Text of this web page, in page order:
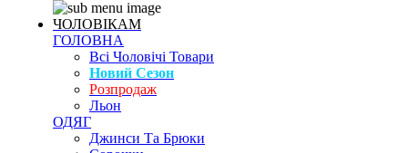
ЧОЛОВІКАМ
ГОЛОВНА
Всі Чоловічі Товари
Новий Сезон
Розпродаж
Льон
ОДЯГ
Джинси Та Брюки